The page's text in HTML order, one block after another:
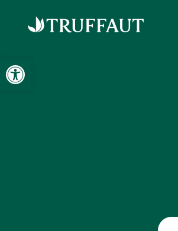
Ouvrir la barre d’outils